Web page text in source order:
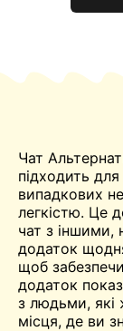
Чат
підходить
випадкових
легкістю. Це
чат з іншими,
додаток
щоб
додаток
з людьми, які
місця, де ви